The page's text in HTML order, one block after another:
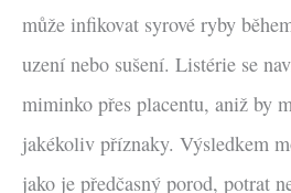
může infikovat syrové ryby
uzení nebo sušení. Listérie se
miminko přes placentu, aniž by
jakékoliv příznaky. Výsledkem
jako je předčasný porod, potrat